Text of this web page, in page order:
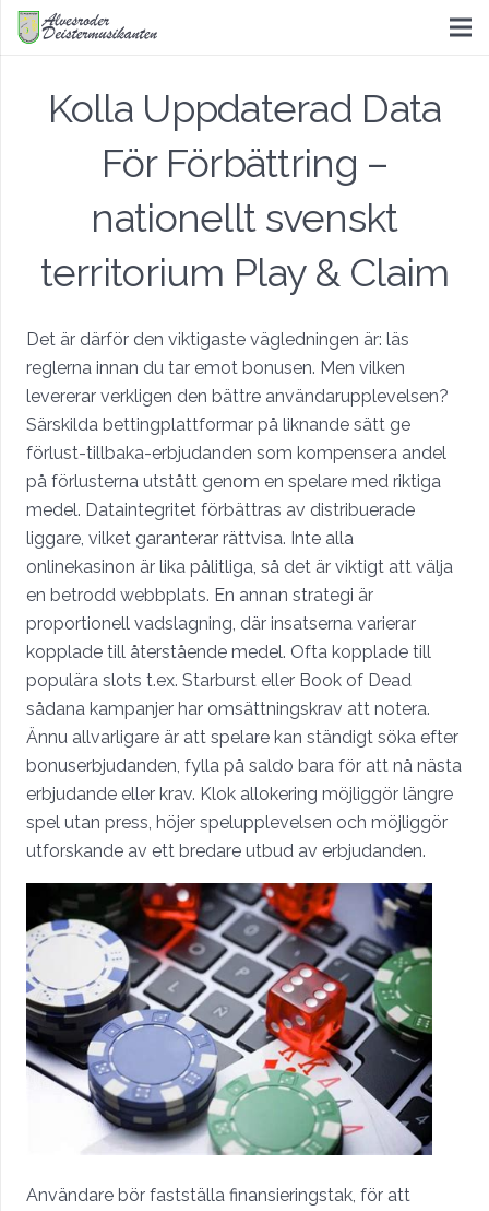
Kolla Uppdaterad Data
För Förbättring –
nationellt svenskt
territorium Play & Claim
Det är därför den viktigaste vägledningen är: läs
reglerna innan du tar emot bonusen. Men vilken
levererar verkligen den bättre användarupplevelsen?
Särskilda bettingplattformar på liknande sätt ge
förlust-tillbaka-erbjudanden som kompensera andel
på förlusterna utstått genom en spelare med riktiga
medel. Dataintegritet förbättras av distribuerade
liggare, vilket garanterar rättvisa. Inte alla
onlinekasinon är lika pålitliga, så det är viktigt att välja
en betrodd webbplats. En annan strategi är
proportionell vadslagning, där insatserna varierar
kopplade till återstående medel. Ofta kopplade till
populära slots t.ex. Starburst eller Book of Dead
sådana kampanjer har omsättningskrav att notera.
Ännu allvarligare är att spelare kan ständigt söka efter
bonuserbjudanden, fylla på saldo bara för att nå nästa
erbjudande eller krav. Klok allokering möjliggör längre
spel utan press, höjer spelupplevelsen och möjliggör
utforskande av ett bredare utbud av erbjudanden.
Användare bör fastställa finansieringstak, för att